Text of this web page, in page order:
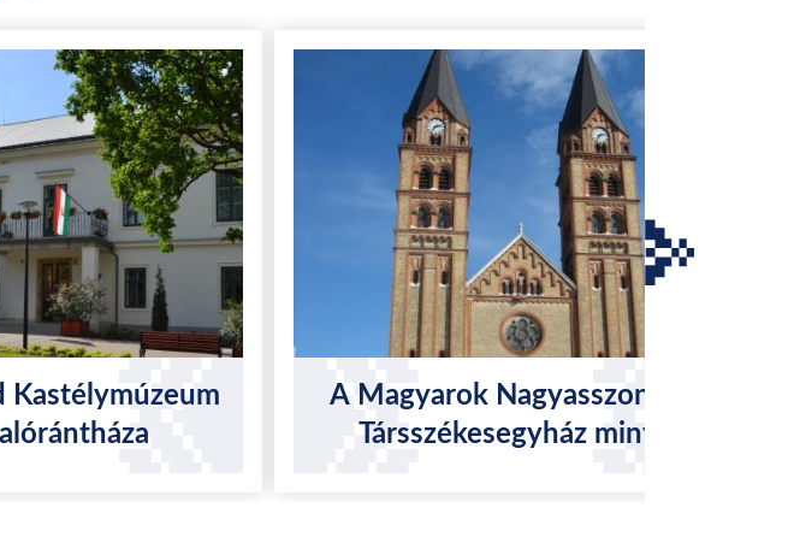
Kastélymúzeum
A Magyarok Nagyasszonya
Társszékesegyház mint